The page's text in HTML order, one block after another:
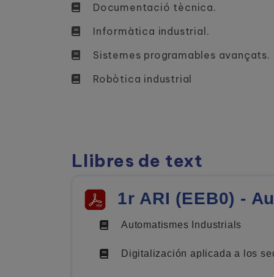
Documentació tècnica.
Informàtica industrial.
Sistemes programables avançats.
Robòtica industrial
Llibres de text
1r ARI (EEB0) -
Automatismes Industrials
Digitalización aplicada a los